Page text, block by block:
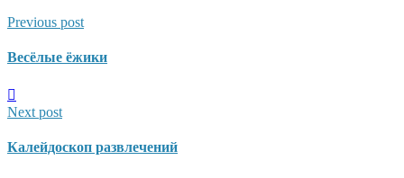
Previous post
Весёлые ёжики
Next post
Калейдоскоп развлечений